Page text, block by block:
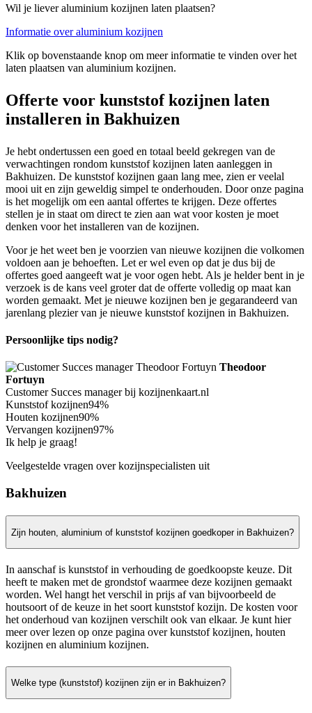
Wil je liever aluminium kozijnen laten plaatsen?
Informatie over aluminium kozijnen
Klik op bovenstaande knop om meer informatie te vinden over het
laten plaatsen van aluminium kozijnen.
Offerte voor kunststof kozijnen laten
installeren in Bakhuizen
Je hebt ondertussen een goed en totaal beeld gekregen van de
verwachtingen rondom kunststof kozijnen laten aanleggen in
Bakhuizen. De kunststof kozijnen gaan lang mee, zien er veelal
mooi uit en zijn geweldig simpel te onderhouden. Door onze pagina
is het mogelijk om een aantal offertes te krijgen. Deze offertes
stellen je in staat om direct te zien aan wat voor kosten je moet
denken voor het installeren van de kozijnen.
Voor je het weet ben je voorzien van nieuwe kozijnen die volkomen
voldoen aan je behoeften. Let er wel even op dat je dus bij de
offertes goed aangeeft wat je voor ogen hebt. Als je helder bent in je
verzoek is de kans veel groter dat de offerte volledig op maat kan
worden gemaakt. Met je nieuwe kozijnen ben je gegarandeerd van
jarenlang plezier van je nieuwe kunststof kozijnen in Bakhuizen.
Persoonlijke tips nodig?
Theodoor
Fortuyn
Customer Succes manager bij kozijnenkaart.nl
Kunststof kozijnen94%
Houten kozijnen90%
Vervangen kozijnen97%
Ik help je graag!
Veelgestelde vragen over kozijnspecialisten uit
Bakhuizen
Zijn houten, aluminium of kunststof kozijnen goedkoper in Bakhuizen?
In aanschaf is kunststof in verhouding de goedkoopste keuze. Dit
heeft te maken met de grondstof waarmee deze kozijnen gemaakt
worden. Wel hangt het verschil in prijs af van bijvoorbeeld de
houtsoort of de keuze in het soort kunststof kozijn. De kosten voor
het onderhoud van kozijnen verschilt ook van elkaar. Je kunt hier
meer over lezen op onze pagina over kunststof kozijnen, houten
kozijnen en aluminium kozijnen.
Welke type (kunststof) kozijnen zijn er in Bakhuizen?